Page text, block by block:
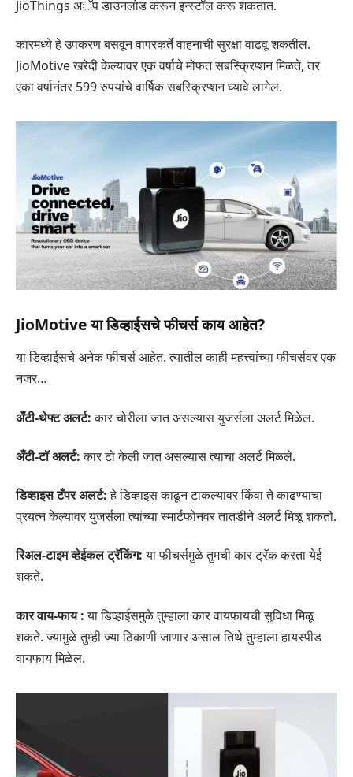
JioThings अॅप डाउनलोड करून इन्स्टॉल करू शकतात.
कारमध्ये हे उपकरण बसवून वापरकर्ते वाहनाची सुरक्षा वाढवू शकतील.
JioMotive खरेदी केल्यावर एक वर्षाचे मोफत सबस्क्रिप्शन मिळते, तर
एका वर्षानंतर 599 रुपयांचे वार्षिक सबस्क्रिप्शन घ्यावे लागेल.
JioMotive या डिव्हाईसचे फीचर्स काय आहेत?
या डिव्हाईसचे अनेक फीचर्स आहेत. त्यातील काही महत्त्वांच्या फीचर्सवर एक
नजर…
अँटी-थेफ्ट अलर्ट:कार चोरीला जात असल्यास युजर्सला अलर्ट मिळेल.
अँटी-टॉ अलर्ट:कार टो केली जात असल्यास त्याचा अलर्ट मिळले.
डिव्‍हाइस टँपर अलर्ट:हे डिव्‍हाइस काढून टाकल्‍यावर किंवा ते काढण्‍याचा
प्रयत्‍न केल्‍यावर युजर्सला त्‍यांच्‍या स्‍मार्टफोनवर तातडीने अलर्ट मिळू शकतो.
रिअल-टाइम व्हेईकल ट्रॅकिंग:या फीचर्समुळे तुमची कार ट्रॅक करता येई
शकते.
कार वाय-फाय :या डिव्हाईसमुळे तुम्हाला कार वायफायची सुविधा मिळू
शकते. ज्यामुळे तुम्ही ज्या ठिकाणी जाणार असाल तिथे तुम्हाला हायस्पीड
वायफाय मिळेल.